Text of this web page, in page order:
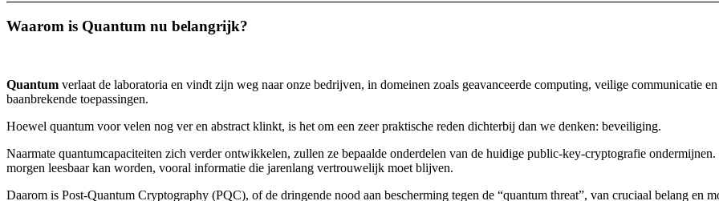
Waarom is Quantum nu belangrijk?
Quantum verlaat de laboratoria en vindt zijn weg naar onze bedrijven, in domeinen zoals geavanceerde computing, veilige communicatie
baanbrekende toepassingen.
Hoewel quantum voor velen nog ver en abstract klinkt, is het om een zeer praktische reden dichterbij dan we denken: beveiliging.
Naarmate quantumcapaciteiten zich verder ontwikkelen, zullen ze bepaalde onderdelen van de huidige public-key-cryptografie
morgen leesbaar kan worden, vooral informatie die jarenlang vertrouwelijk moet blijven.
Daarom is Post-Quantum Cryptography (PQC), of de dringende nood aan bescherming tegen de “quantum threat”, van cruciaal belang en